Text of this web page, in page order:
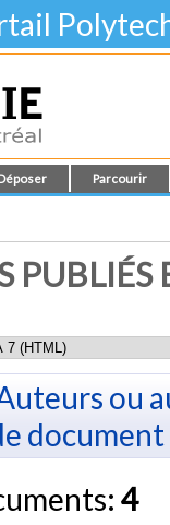
Parcourir
PUBLIÉS
ou
document
4